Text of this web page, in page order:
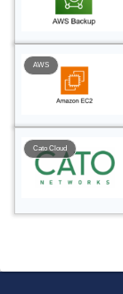
AWS
Cato Cloud